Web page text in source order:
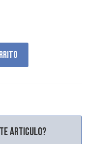
articulo?